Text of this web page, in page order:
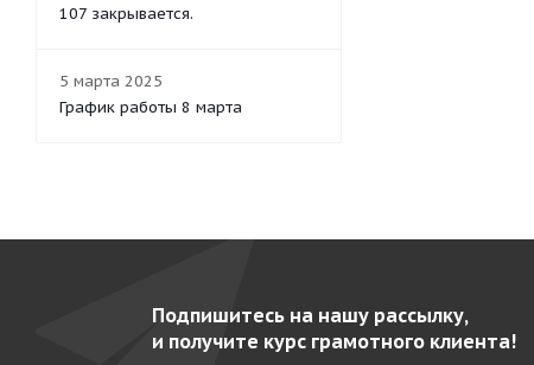
107 закрывается.
5 марта 2025
График работы 8 марта
Подпишитесь на нашу рассылку,
и получите курс грамотного клиента!